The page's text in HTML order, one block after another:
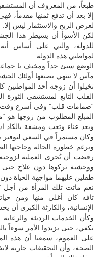
طبعاً، من المعروف أن
إلا بعد أن تدفع ثمنها مقدماً،
لغرض الربح والاستثمار ليس إلا.
لكن الأسوأ أن يسيطر هذا
للدولة، والتي على أساس أنه
لمواطني هذه الدولة.
الوضع سيئ جداً ومخيف يا
مآس لا تنتهي يصنعها أولئك
تخيلوا أن زوجة أحد المواطنين
القلب التابع لمستشفى الثورة
“صمامات قلب” وفي أسرع
المبلغ المطلوب من زوجها هو
وكان مستمراً في السعي لتوفير
وبرغم خطورة الحالة وحاجتها
رفضت أن تُجرى العملية لزوجته
ووحشية تركوها دون علاج حتى
طفلين عليهما مواجهة الحياة دون
تافه كان أغلى منها ومن
الإنسانية، والكارثة الكبرى
وكأن الخدمات الرديئة
تكفي، حتى يزيدوا الأمر سوءاً
على العموم، سمعنا أن هذه
الصحة، وأن التحقيقات جارية